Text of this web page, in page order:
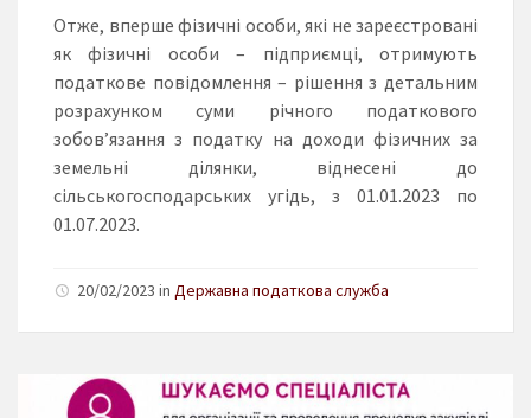
Отже, вперше фізичні особи, які не зареєстровані
як фізичні особи – підприємці, отримують
податкове повідомлення – рішення з детальним
розрахунком суми річного податкового
зобов’язання з податку на доходи фізичних за
земельні ділянки, віднесені до
сільськогосподарських угідь, з 01.01.2023 по
01.07.2023.
20/02/2023 in Державна податкова служба